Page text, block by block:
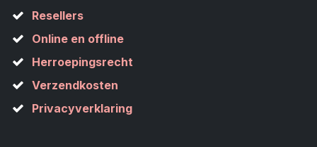
Resellers
Online en offline
Herroepingsrecht
Verzendkosten
Privacyverklaring